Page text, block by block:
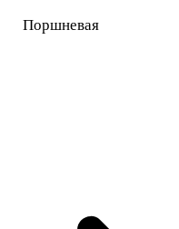
Поршневая